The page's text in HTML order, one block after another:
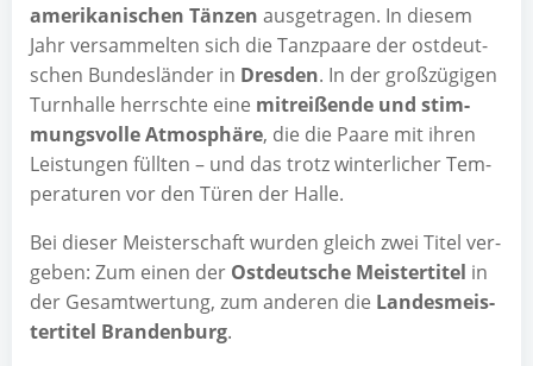
ame­ri­ka­ni­schen Tän­zen aus­ge­tra­gen. In die­sem
Jahr ver­sam­mel­ten sich die Tanz­paa­re der ost­deut­
schen Bun­des­län­der in Dres­den. In der groß­zü­gi­gen
Turn­hal­le herrsch­te eine mit­rei­ßen­de und stim­
mungs­vol­le Atmo­sphä­re, die die Paa­re mit ihren
Leis­tun­gen füll­ten – und das trotz win­ter­li­cher Tem­
pe­ra­tu­ren vor den Türen der Halle.
Bei die­ser Meis­ter­schaft wur­den gleich zwei Titel ver­
ge­ben: Zum einen der Ost­deut­sche Meis­ter­ti­tel in
der Gesamt­wer­tung, zum ande­ren die Lan­des­meis­
ter­ti­tel Bran­den­burg.